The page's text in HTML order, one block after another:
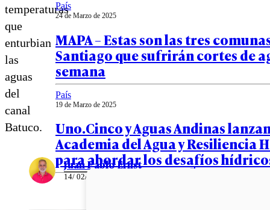
temperaturas
que
enturbian
las
aguas
del
canal
Batuco.
Juan Pablo Ernst
14/ 02/ 2023
País
24 de Marzo de 2025
MAPA – Estas son las tres
Santiago que sufrirán cortes de
semana
País
19 de Marzo de 2025
Uno.Cinco y Aguas Andinas
Academia del Agua y Resiliencia
para abordar los desafíos